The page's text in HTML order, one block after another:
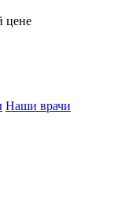
цене
Наши врачи